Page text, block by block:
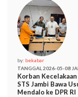
by: bekabar
TANGGAL 2026-05-08
Korban
STS Jambi Bawa
Mendalo ke DPR RI